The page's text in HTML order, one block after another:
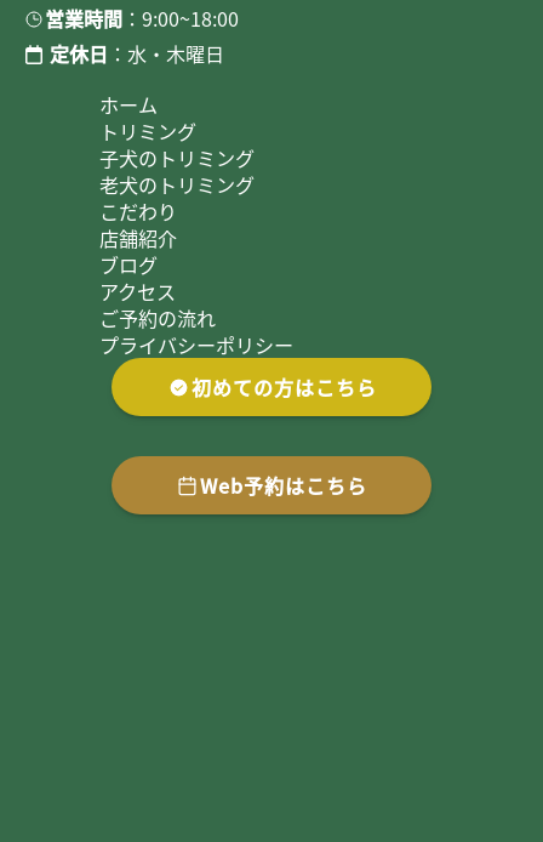
営業時間 ：9:00~18:00
定休日 ：水・木曜日
ホーム
トリミング
子犬のトリミング
老犬のトリミング
こだわり
店舗紹介
ブログ
アクセス
ご予約の流れ
プライバシーポリシー
初めての方はこちら
Web予約はこちら